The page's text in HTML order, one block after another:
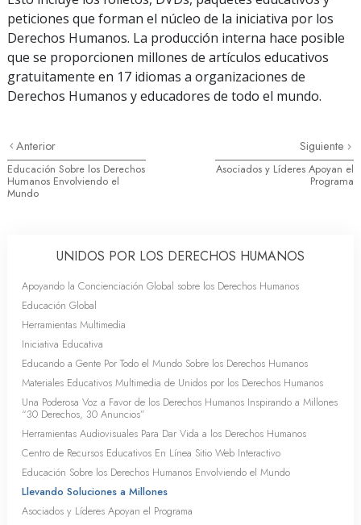
peticiones que forman el núcleo de la iniciativa por los
Derechos Humanos. La producción interna hace posible
que se proporcionen millones de artículos educativos
gratuitamente en 17 idiomas a organizaciones de
Derechos Humanos y educadores de todo el mundo.
Anterior
Educación Sobre los Derechos
Humanos Envolviendo el
Mundo
Siguiente
Asociados y Líderes Apoyan el
Programa
UNIDOS POR LOS DERECHOS HUMANOS
Apoyando la Concienciación Global sobre los Derechos Humanos
Educación Global
Herramientas Multimedia
Iniciativa Educativa
Educando a Gente Por Todo el Mundo Sobre los Derechos Humanos
Materiales Educativos Multimedia de Unidos por los Derechos Humanos
Una Poderosa Voz a Favor de los Derechos Humanos Inspirando a Millones
“30 Derechos, 30 Anuncios”
Herramientas Audiovisuales Para Dar Vida a los Derechos Humanos
Centro de Recursos Educativos En Línea Sitio Web Interactivo
Educación Sobre los Derechos Humanos Envolviendo el Mundo
Llevando Soluciones a Millones
Asociados y Líderes Apoyan el Programa